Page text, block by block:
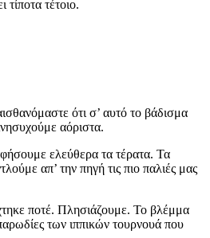
τέτοιο.
ότι σ’ αυτό το βάδισμα
αόριστα.
ελεύθερα τα τέρατα. Τα
απ’ την πηγή τις πιο παλιές μας
ποτέ. Πλησιάζουμε. Το βλέμμα
των ιππικών τουρνουά που